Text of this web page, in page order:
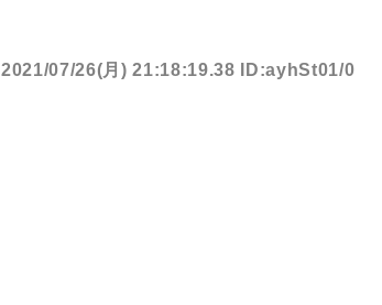
2021/07/26(月) 21:18:19.38 ID:ayhSt01/0